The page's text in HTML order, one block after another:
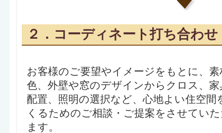
２．コーディネート打ち合わせ
お客様のご要望やイメージをもとに、素
色、外壁や窓のデザインからクロス、家
配置、照明の選択など、心地よい住空間
くるためのご相談・ご提案をさせてい
ます。